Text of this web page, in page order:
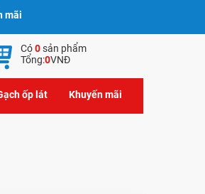
mãi
Có0sản phẩm
Tổng:0VNĐ
ốp lát Khuyến mãi